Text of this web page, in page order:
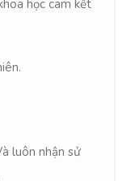
học cam kết
luôn nhận sử